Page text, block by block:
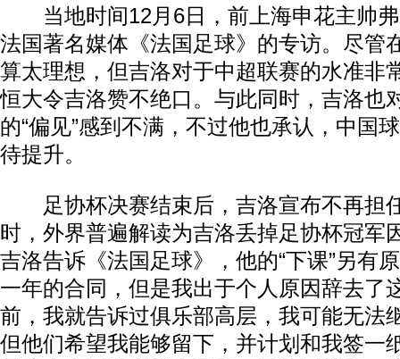
当地时间12月6日，前上海申花主帅弗
法国著名媒体《法国足球》的专访。尽管
算太理想，但吉洛对于中超联赛的水准非
恒大令吉洛赞不绝口。与此同时，吉洛也
的“偏见”感到不满，不过他也承认，中国
待提升。
足协杯决赛结束后，吉洛宣布不再担
时，外界普遍解读为吉洛丢掉足协杯冠军
吉洛告诉《法国足球》，他的“下课”另有
一年的合同，但是我出于个人原因辞去了
前，我就告诉过俱乐部高层，我可能无法
但他们希望我能够留下，并计划和我签一